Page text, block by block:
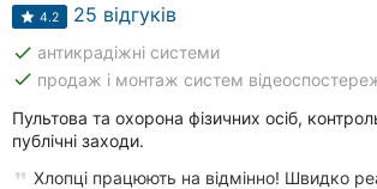
4.2 25 відгуків
done антикрадіжні системи
done продаж і монтаж систем
Пультова та охорона фізичних осіб,
публічні заходи.
Хлопці працюють на відмінно! Швидко